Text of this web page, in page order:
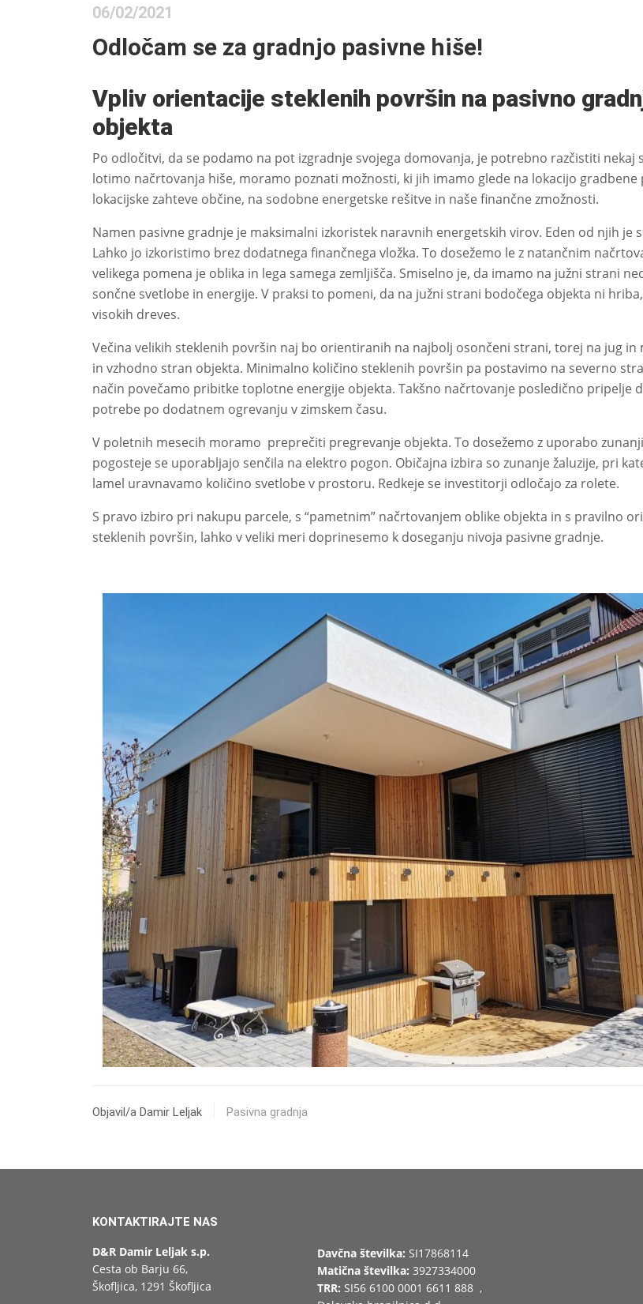
06/02/2021
Odločam se za gradnjo pasivne hiše!
Vpliv orientacije steklenih površin na pasivno
objekta
Po odločitvi, da se podamo na pot izgradnje svojega domovanja, je potrebno razčistiti nekaj
lotimo načrtovanja hiše, moramo poznati možnosti, ki jih imamo glede na lokacijo gradbene
lokacijske zahteve občine, na sodobne energetske rešitve in naše finančne zmožnosti.
Namen pasivne gradnje je maksimalni izkoristek naravnih energetskih virov. Eden od njih je
Lahko jo izkoristimo brez dodatnega finančnega vložka. To dosežemo le z natančnim
velikega pomena je oblika in lega samega zemljišča. Smiselno je, da imamo na južni strani
sončne svetlobe in energije. V praksi to pomeni, da na južni strani bodočega objekta ni
visokih dreves.
Večina velikih steklenih površin naj bo orientiranih na najbolj osončeni strani, torej na jug in
in vzhodno stran objekta. Minimalno količino steklenih površin pa postavimo na severno
način povečamo pribitke toplotne energije objekta. Takšno načrtovanje posledično pripelje
potrebe po dodatnem ogrevanju v zimskem času.
V poletnih mesecih moramo preprečiti pregrevanje objekta. To dosežemo z uporabo
pogosteje se uporabljajo senčila na elektro pogon. Običajna izbira so zunanje žaluzije, pri
lamel uravnavamo količino svetlobe v prostoru. Redkeje se investitorji odločajo za rolete.
S pravo izbiro pri nakupu parcele, s “pametnim” načrtovanjem oblike objekta in s pravilno
steklenih površin, lahko v veliki meri doprinesemo k doseganju nivoja pasivne gradnje.
Objavil/a Damir Leljak Pasivna gradnja
KONTAKTIRAJTE NAS
D&R Damir Leljak s.p.
Cesta ob Barju 66,
Škofljica, 1291 Škofljica
Davčna številka: SI17868114
Matična številka: 3927334000
TRR: SI56 6100 0001 6611 888 ,